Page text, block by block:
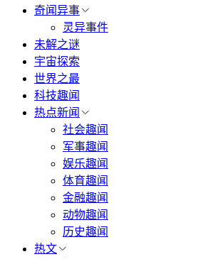
奇闻异事
灵异事件
未解之谜
宇宙探索
世界之最
科技趣闻
热点新闻
社会趣闻
军事趣闻
娱乐趣闻
体育趣闻
金融趣闻
动物趣闻
历史趣闻
热文